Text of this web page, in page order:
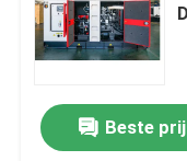
Yangdong Diesel
YUCHAI-diesel
Beste